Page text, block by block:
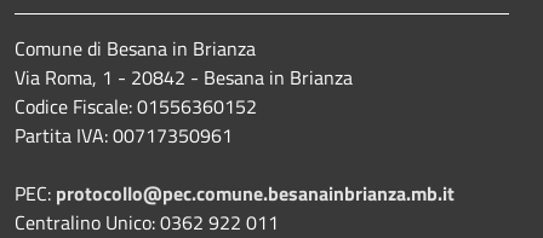
Comune di Besana in Brianza
Via Roma, 1 - 20842 - Besana in Brianza
Codice Fiscale: 01556360152
Partita IVA: 00717350961
PEC: protocollo@pec.comune.besanainbrianza.mb.it
Centralino Unico: 0362 922 011